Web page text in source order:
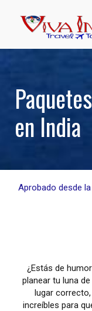
en India
Aprobado desde
¿Estás de
planear tu luna
lugar correcto,
increíbles para